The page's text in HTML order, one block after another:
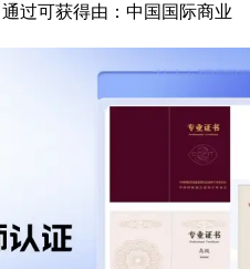
过可获得由：中国国际商业